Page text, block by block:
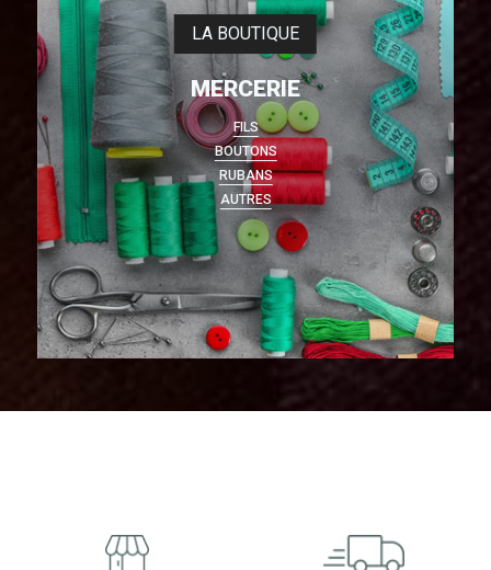
LA BOUTIQUE
MERCERIE
FILS
BOUTONS
RUBANS
AUTRES